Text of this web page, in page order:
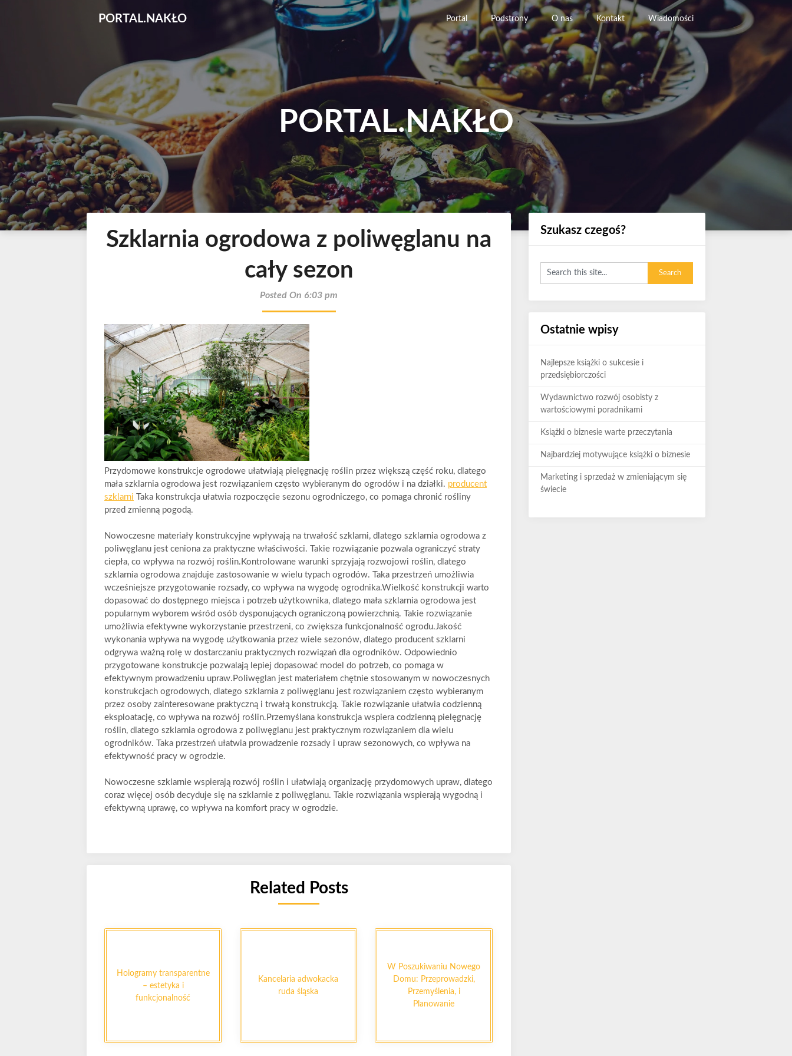
PORTAL.NAKŁO Portal Podstrony O nas Kontakt Wiadomości
PORTAL.NAKŁO
Szklarnia ogrodowa z poliwęglanu na
cały sezon
Posted On 6:03 pm
Przydomowe konstrukcje ogrodowe ułatwiają pielęgnację roślin przez większą część roku, dlatego
mała szklarnia ogrodowa jest rozwiązaniem często wybieranym do ogrodów i na działki. producent
szklarni Taka konstrukcja ułatwia rozpoczęcie sezonu ogrodniczego, co pomaga chronić rośliny
przed zmienną pogodą.
Nowoczesne materiały konstrukcyjne wpływają na trwałość szklarni, dlatego szklarnia ogrodowa z
poliwęglanu jest ceniona za praktyczne właściwości. Takie rozwiązanie pozwala ograniczyć straty
ciepła, co wpływa na rozwój roślin.Kontrolowane warunki sprzyjają rozwojowi roślin, dlatego
szklarnia ogrodowa znajduje zastosowanie w wielu typach ogrodów. Taka przestrzeń umożliwia
wcześniejsze przygotowanie rozsady, co wpływa na wygodę ogrodnika.Wielkość konstrukcji warto
dopasować do dostępnego miejsca i potrzeb użytkownika, dlatego mała szklarnia ogrodowa jest
popularnym wyborem wśród osób dysponujących ograniczoną powierzchnią. Takie rozwiązanie
umożliwia efektywne wykorzystanie przestrzeni, co zwiększa funkcjonalność ogrodu.Jakość
wykonania wpływa na wygodę użytkowania przez wiele sezonów, dlatego producent szklarni
odgrywa ważną rolę w dostarczaniu praktycznych rozwiązań dla ogrodników. Odpowiednio
przygotowane konstrukcje pozwalają lepiej dopasować model do potrzeb, co pomaga w
efektywnym prowadzeniu upraw.Poliwęglan jest materiałem chętnie stosowanym w nowoczesnych
konstrukcjach ogrodowych, dlatego szklarnia z poliwęglanu jest rozwiązaniem często wybieranym
przez osoby zainteresowane praktyczną i trwałą konstrukcją. Takie rozwiązanie ułatwia codzienną
eksploatację, co wpływa na rozwój roślin.Przemyślana konstrukcja wspiera codzienną pielęgnację
roślin, dlatego szklarnia ogrodowa z poliwęglanu jest praktycznym rozwiązaniem dla wielu
ogrodników. Taka przestrzeń ułatwia prowadzenie rozsady i upraw sezonowych, co wpływa na
efektywność pracy w ogrodzie.
Nowoczesne szklarnie wspierają rozwój roślin i ułatwiają organizację przydomowych upraw, dlatego
coraz więcej osób decyduje się na szklarnie z poliwęglanu. Takie rozwiązania wspierają wygodną i
efektywną uprawę, co wpływa na komfort pracy w ogrodzie.
Related Posts
Hologramy transparentne
– estetyka i
funkcjonalność
Kancelaria adwokacka
ruda śląska
W Poszukiwaniu Nowego
Domu: Przeprowadzki,
Przemyślenia, i
Planowanie
Szukasz czegoś?
Ostatnie wpisy
Najlepsze książki o sukcesie i
przedsiębiorczości
Wydawnictwo rozwój osobisty z
wartościowymi poradnikami
Książki o biznesie warte przeczytania
Najbardziej motywujące książki o biznesie
Marketing i sprzedaż w zmieniającym się
świecie